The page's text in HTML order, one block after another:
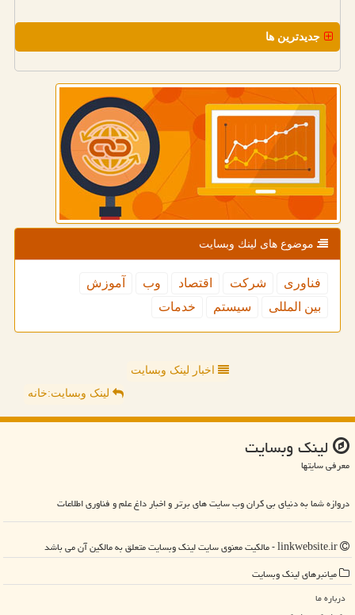
جدیدترین ها
موضوع های لینك وبسایت
فناوری شركت اقتصاد وب
آموزش
بین المللی
سیستم خدمات
اخبار لینک وبسایت
لینک وبسایت:خانه
لینك وبسایت
معرفی سایتها
دروازه شما به دنیای بی کران وب سایت های برتر و اخبار داغ علم و فناوری اطلاعات
میانبرهای لینك وبسایت
درباره ما